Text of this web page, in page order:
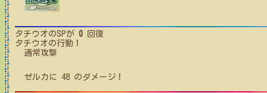
タチウオのSPが 0 回復
タチウオの行動！
通常攻撃
ゼルカ に 48 のダメージ！